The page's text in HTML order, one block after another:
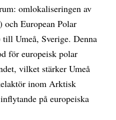
omlokaliseringen av
och European Polar
Umeå, Sverige. Denna
för europeisk polar
vilket stärker Umeå
inom Arktisk
på europeiska